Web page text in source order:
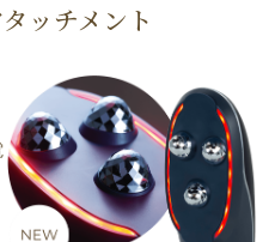
タッチメント